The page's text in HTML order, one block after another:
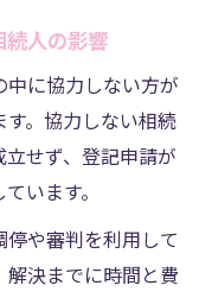
続人の影響
に協力しない方が
す。協力しない相続
せず、登記申請が
います。
停や審判を利用して
決までに時間と費